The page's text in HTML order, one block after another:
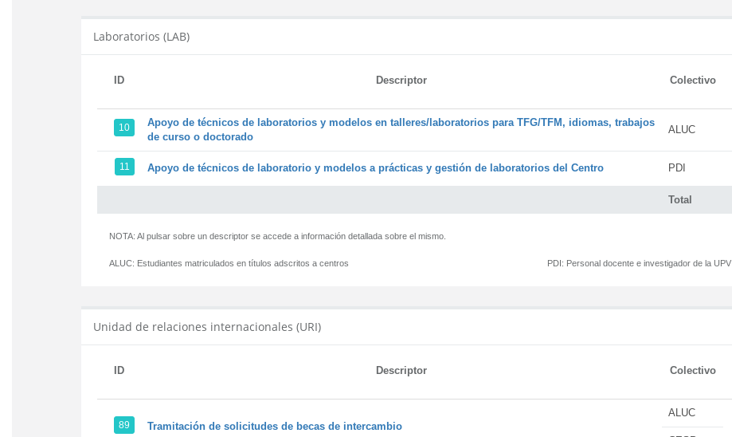
Laboratorios (LAB)
ID Descriptor Colectivo
Total
10
Apoyo de técnicos de laboratorios y modelos en talleres/laboratorios para TFG/TFM, idiomas, trabajos
de curso o doctorado
ALUC
11 Apoyo de técnicos de laboratorio y modelos a prácticas y gestión de laboratorios del Centro PDI
NOTA: Al pulsar sobre un descriptor se accede a información detallada sobre el mismo.
ALUC: Estudiantes matriculados en títulos adscritos a centros PDI: Personal docente e investigador de la UPV
Unidad de relaciones internacionales (URI)
ID Descriptor Colectivo
89 Tramitación de solicitudes de becas de intercambio
ALUC